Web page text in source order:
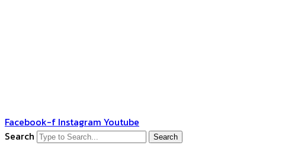
Facebook-f Instagram Youtube
Search
Search